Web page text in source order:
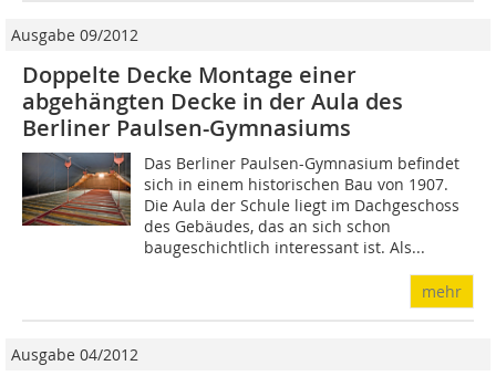
Ausgabe 09/2012
Doppelte Decke Montage einer
abgehängten Decke in der Aula des
Berliner Paulsen-Gymnasiums
Das Berliner Paulsen-Gymnasium befindet
sich in einem historischen Bau von 1907.
Die Aula der Schule liegt im Dachgeschoss
des Gebäudes, das an sich schon
baugeschichtlich interessant ist. Als...
mehr
Ausgabe 04/2012